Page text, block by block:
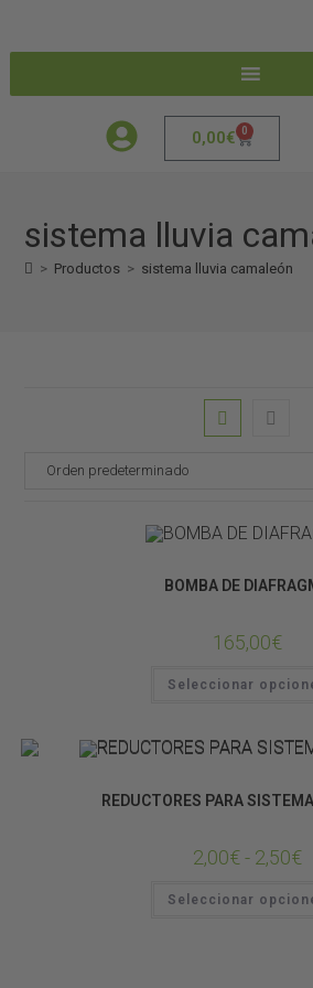
0,00€ 0
sistema lluvia
> Productos > sistema lluvia camaleón
BOMBA DE
165,00€
Seleccionar
REDUCTORES PARA
2,00€ - 2,50€
Seleccionar